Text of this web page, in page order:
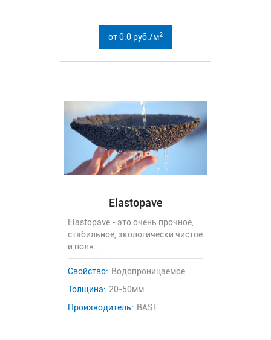
от 0.0 руб./м2
Elastopave
Elastopave - это очень прочное,
стабильное, экологически чистое
и полн...
Свойство: Водопроницаемое
Толщина: 20-50мм
Производитель: BASF